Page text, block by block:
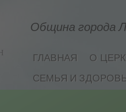
Община города
ГЛАВНАЯ
О
СЕМЬЯ И